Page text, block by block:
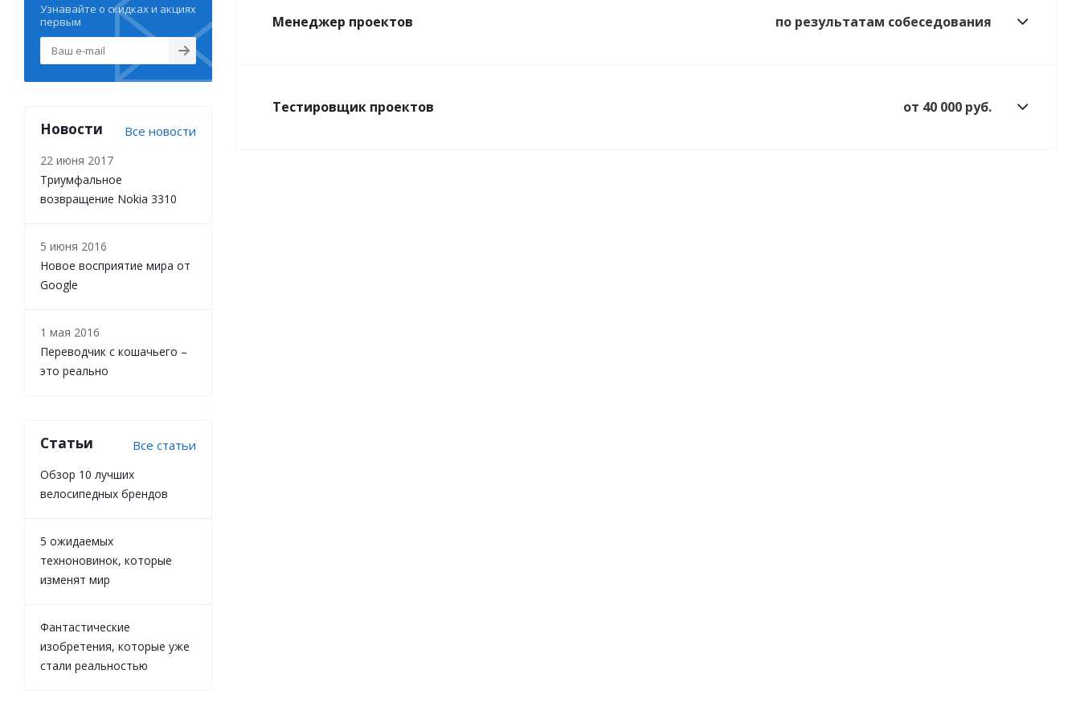
Менеджер проектов по результатам собеседования
Тестировщик проектов от 40 000 руб.
Узнавайте о скидках и акциях
первым
Новости Все новости
22 июня 2017
Триумфальное
возвращение Nokia 3310
5 июня 2016
Новое восприятие мира от
Google
1 мая 2016
Переводчик с кошачьего –
это реально
Статьи Все статьи
Обзор 10 лучших
велосипедных брендов
5 ожидаемых
техноновинок, которые
изменят мир
Фантастические
изобретения, которые уже
стали реальностью